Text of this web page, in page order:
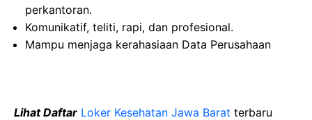
perkantoran.
Komunikatif, teliti, rapi, dan profesional.
Mampu menjaga kerahasiaan Data Perusahaan
Lihat Daftar Loker Kesehatan Jawa Barat terbaru